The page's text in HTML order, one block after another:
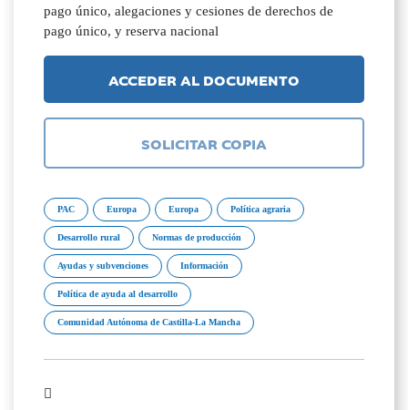
pago único, alegaciones y cesiones de derechos de
pago único, y reserva nacional
ACCEDER AL DOCUMENTO
SOLICITAR COPIA
PAC Europa Europa Política agraria
Desarrollo rural Normas de producción
Ayudas y subvenciones Información
Política de ayuda al desarrollo
Comunidad Autónoma de Castilla-La Mancha